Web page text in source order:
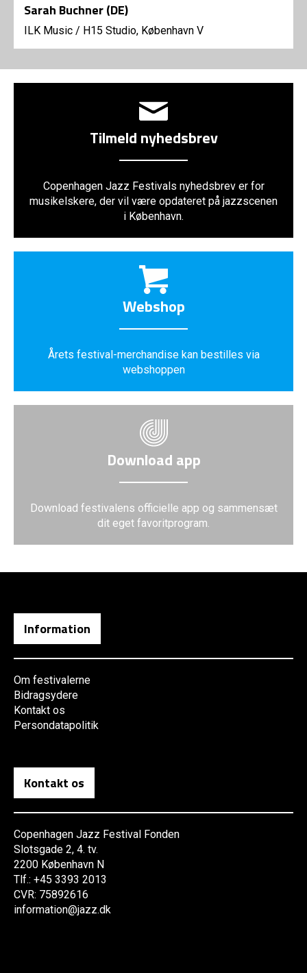
Sarah Buchner (DE)
ILK Music / H15 Studio, København V
Tilmeld nyhedsbrev
Copenhagen Jazz Festivals nyhedsbrev er for
musikelskere, der vil være opdateret på jazzscenen
i København.
Webshop
Årets festival-merchandise kan bestilles via
webshoppen
Download app
Download festivalens officielle app og sammensæt
dit eget favoritprogram.
Information
Om festivalerne
Bidragsydere
Kontakt os
Persondatapolitik
Kontakt os
Copenhagen Jazz Festival Fonden
Slotsgade 2, 4. tv.
2200 København N
Tlf.: +45 3393 2013
CVR: 75892616
information@jazz.dk